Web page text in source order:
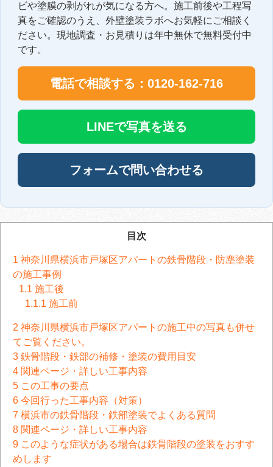
ビや塗膜の剥がれが気になる方へ。施工前後や工程写
真をご確認のうえ、外壁塗装ラボへお気軽にご相談く
ださい。現地調査・お見積りは年中無休で無料受付中
です。
電話で相談する：0120-162-716
LINEで写真を送る
フォームで問い合わせる
目次
1 神奈川県横浜市戸塚区アパートの鉄骨階段・防塵塗装
の施工事例
1.1 施工後
1.1.1 施工前
2 神奈川県横浜市戸塚区アパートの施工中の写真も併せ
てご覧ください。
3 鉄骨階段・鉄部の補修・塗装の費用目安
4 関連ページ・詳しい工事内容
5 この工事の要点
6 今回行った工事内容（対策）
7 横浜市の鉄骨階段・鉄部塗装でよくある質問
8 関連ページ・詳しい工事内容
9 このような症状がある場合は鉄骨階段の塗装をおすす
めします